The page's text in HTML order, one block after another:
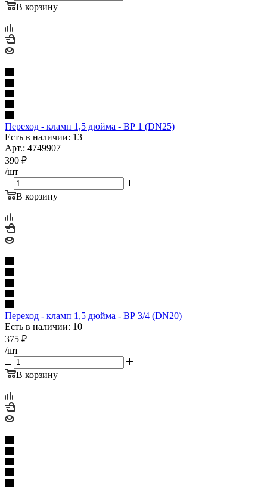
В корзину
Переход - кламп 1,5 дюйма - ВР 1 (DN25)
Есть в наличии: 13
Арт.: 4749907
390 ₽
/шт
В корзину
Переход - кламп 1,5 дюйма - ВР 3/4 (DN20)
Есть в наличии: 10
375 ₽
/шт
В корзину